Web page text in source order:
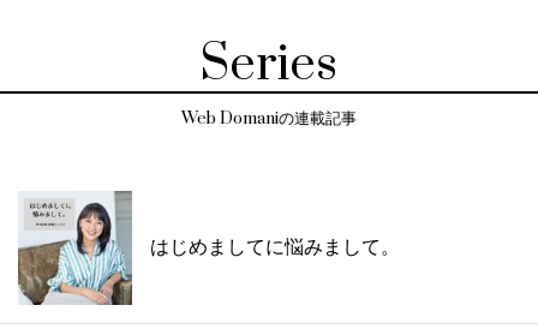
Series
Web Domaniの連載記事
はじめましてに悩みまして。